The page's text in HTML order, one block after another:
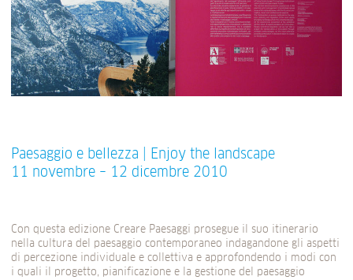
Paesaggio e bellezza | Enjoy the landscape
11 novembre – 12 dicembre 2010
Con questa edizione Creare Paesaggi prosegue il suo itinerario
nella cultura del paesaggio contemporaneo indagandone gli aspetti
di percezione individuale e collettiva e approfondendo i modi con
i quali il progetto, pianificazione e la gestione del paesaggio